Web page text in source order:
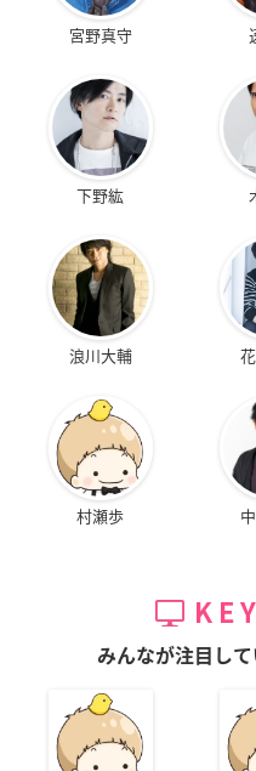
宮野真守
下野紘
浪川大輔
村瀬歩
みんなが注目し